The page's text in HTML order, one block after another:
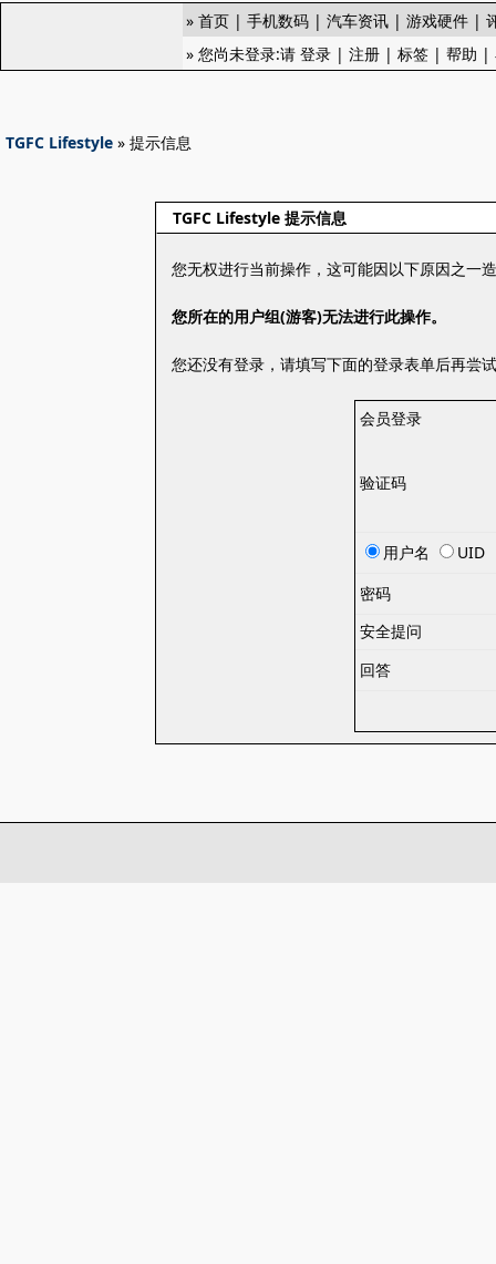
» 首页 | 手机数码 | 汽车资讯 | 游戏硬件 |
» 您尚未登录:请 登录 | 注册 | 标签 | 帮助 |
TGFC Lifestyle » 提示信息
TGFC Lifestyle 提示信息
您无权进行当前操作，这可能因以下原因之一
您所在的用户组(游客)无法进行此操作。
您还没有登录，请填写下面的登录表单后再尝
会员登录
验证码
用户名
UID
密码
安全提问
回答